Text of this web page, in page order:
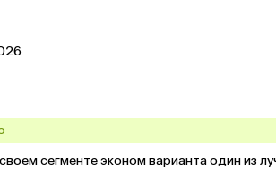
Картина плачевная . Не рекомендую
ночи, но честно говоря , если бы цена
же съехала оттуда , на данный момент
хотя это очень смешно. Считаю , что
с реальностью
сегменте эконом варианта один из